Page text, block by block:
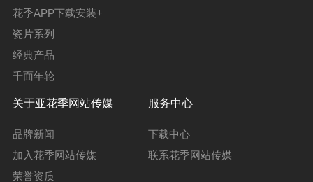
花季APP下载安装+
瓷片系列
经典产品
千面年轮
关于亚花季网站传媒
品牌新闻
加入花季网站传媒
荣誉资质
服务中心
下载中心
联系花季网站传媒